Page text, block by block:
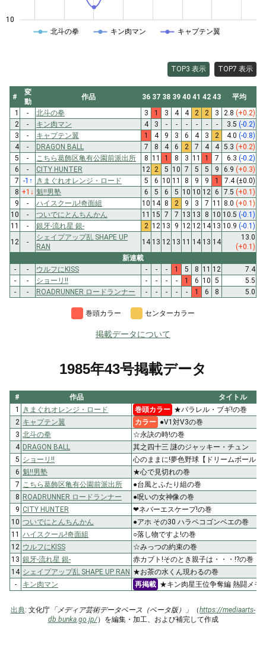
10
北斗の拳 キン肉マン キャプテン翼
TOP3 表示 TOP7 表示
#
変
動
作品 36 37 38 39 40 41 42 43
平均
1
- 北斗の拳 3 1 3 4 4 2 2 3 2.8 (+0.2)
2
- キン肉マン 4 3 - - - - - - 3.5 (-0.2)
3
- キャプテン翼 1 4 9 3 6 4 3 2 4.0 (-0.8)
4
- DRAGON BALL 7 8 4 6 2 7 4 4 5.3 (+0.2)
5
- こちら葛飾区亀有公園前派出所 8 11 1 8 3 11 1 7 6.3 (-0.2)
6
- CITY HUNTER 12 2 5 10 7 5 5 9 6.9 (+0.3)
7 -1 ↑ きまぐれオレンジ・ロード 5 6 10 11 8 9 9 1 7.4(±0.0)
8 +1 ↓ 魁!!男塾 6 5 6 5 10 10 12 6 7.5 (+0.1)
9
- ハイスクール!奇面組 10 14 8 2 9 3 7 11 8.0 (+0.1)
10
- ついでにとんちんかん 11 15 7 7 13 13 8 10 10.5 (-0.1)
11
- 銀牙-流れ星 銀- 2 12 13 9 12 12 14 13 10.9 (-0.1)
12
-
シェイプアップ乱 SHAPE UP
RAN
14 13 12 13 11 14 13 14
13.0
(+0.1)
新連載
-
- ウルフにKISS - - - 1 5 8 11 12
7.4
-
- ショーリ!! - - - - 1 6 10 5
5.5
-
- ROADRUNNER ロードランナー - - - - - 1 6 8 5.0
巻頭カラー センターカラー
掲載データについて
1985年43号掲載データ
# 作品
タイトル
1
きまぐれオレンジ・ロード 巻頭カラー ★パラレル・ブギ!の巻
2 キャプテン翼 カラー ●V1対V3の巻
3 北斗の拳
☆永訣の時!の巻
4 DRAGON BALL
其之四十三 謎のジャッキー・チュン
5 ショーリ!!
心のままに!夢色野球【ドリームボール】
6 魁!!男塾
★心で見切れの巻
7
こちら葛飾区亀有公園前派出所
●台風とふたり組の巻
8 ROADRUNNER ロードランナー
●呪いの女神像の巻
9 CITY HUNTER
❤ネバーエスケープ!の巻
10 ついでにとんちんかん
●アホ その30 ハラペコゴンベエの巻
11 ハイスクール!奇面組
○落し物ですよ!の巻
12 ウルフにKISS
☆みっつの約束の巻
13 銀牙-流れ星 銀-
赤カブト!そのとき親子は・・・!?の巻
14 シェイプアップ乱 SHAPE UP RAN ★お茶の水くん現わるの巻
-
キン肉マン 再掲載 ★キン肉星王位争奪編 熱闘メモ
出典: 文化庁 「メディア芸術データベース（ベータ版）」 （https://mediaarts-
db.bunka.go.jp/）を編集・加工、および補完して作成